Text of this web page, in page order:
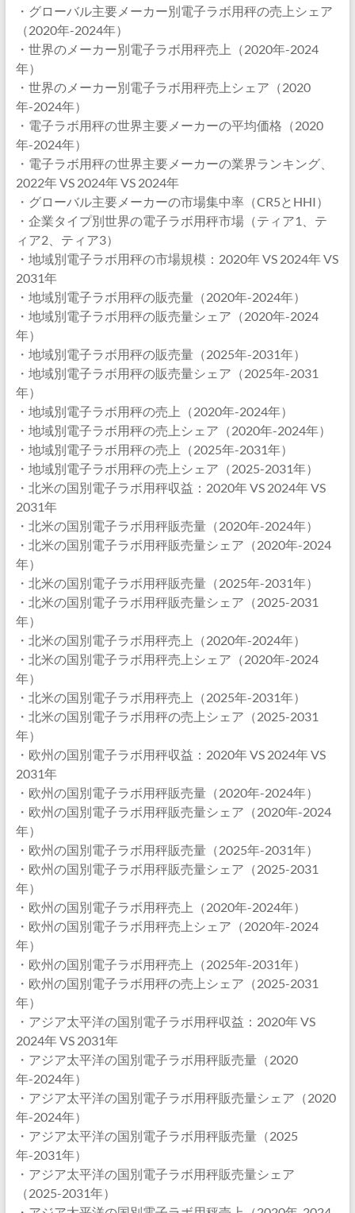
・グローバル主要メーカー別電子ラボ用秤の売上シェア
（2020年-2024年）
・世界のメーカー別電子ラボ用秤売上（2020年-2024
年）
・世界のメーカー別電子ラボ用秤売上シェア（2020
年-2024年）
・電子ラボ用秤の世界主要メーカーの平均価格（2020
年-2024年）
・電子ラボ用秤の世界主要メーカーの業界ランキング、
2022年 VS 2024年 VS 2024年
・グローバル主要メーカーの市場集中率（CR5とHHI）
・企業タイプ別世界の電子ラボ用秤市場（ティア1、テ
ィア2、ティア3）
・地域別電子ラボ用秤の市場規模：2020年 VS 2024年 VS
2031年
・地域別電子ラボ用秤の販売量（2020年-2024年）
・地域別電子ラボ用秤の販売量シェア（2020年-2024
年）
・地域別電子ラボ用秤の販売量（2025年-2031年）
・地域別電子ラボ用秤の販売量シェア（2025年-2031
年）
・地域別電子ラボ用秤の売上（2020年-2024年）
・地域別電子ラボ用秤の売上シェア（2020年-2024年）
・地域別電子ラボ用秤の売上（2025年-2031年）
・地域別電子ラボ用秤の売上シェア（2025-2031年）
・北米の国別電子ラボ用秤収益：2020年 VS 2024年 VS
2031年
・北米の国別電子ラボ用秤販売量（2020年-2024年）
・北米の国別電子ラボ用秤販売量シェア（2020年-2024
年）
・北米の国別電子ラボ用秤販売量（2025年-2031年）
・北米の国別電子ラボ用秤販売量シェア（2025-2031
年）
・北米の国別電子ラボ用秤売上（2020年-2024年）
・北米の国別電子ラボ用秤売上シェア（2020年-2024
年）
・北米の国別電子ラボ用秤売上（2025年-2031年）
・北米の国別電子ラボ用秤の売上シェア（2025-2031
年）
・欧州の国別電子ラボ用秤収益：2020年 VS 2024年 VS
2031年
・欧州の国別電子ラボ用秤販売量（2020年-2024年）
・欧州の国別電子ラボ用秤販売量シェア（2020年-2024
年）
・欧州の国別電子ラボ用秤販売量（2025年-2031年）
・欧州の国別電子ラボ用秤販売量シェア（2025-2031
年）
・欧州の国別電子ラボ用秤売上（2020年-2024年）
・欧州の国別電子ラボ用秤売上シェア（2020年-2024
年）
・欧州の国別電子ラボ用秤売上（2025年-2031年）
・欧州の国別電子ラボ用秤の売上シェア（2025-2031
年）
・アジア太平洋の国別電子ラボ用秤収益：2020年 VS
2024年 VS 2031年
・アジア太平洋の国別電子ラボ用秤販売量（2020
年-2024年）
・アジア太平洋の国別電子ラボ用秤販売量シェア（2020
年-2024年）
・アジア太平洋の国別電子ラボ用秤販売量（2025
年-2031年）
・アジア太平洋の国別電子ラボ用秤販売量シェア
（2025-2031年）